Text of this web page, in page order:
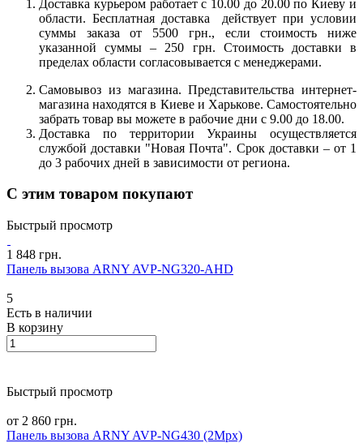
Доставка курьером работает с 10.00 до 20.00 по Киеву и
области. Бесплатная доставка действует при условии
суммы заказа от 5500 грн., если стоимость ниже
указанной суммы – 250 грн. Стоимость доставки в
пределах области согласовывается с менеджерами.
Самовывоз из магазина. Представительства интернет-
магазина находятся в Киеве и Харькове. Самостоятельно
забрать товар вы можете в рабочие дни с 9.00 до 18.00.
Доставка по территории Украины осуществляется
службой доставки "Новая Почта". Срок доставки – от 1
до 3 рабочих дней в зависимости от региона.
С этим товаром покупают
Быстрый просмотр
1 848 грн.
Панель вызова ARNY AVP-NG320-AHD
5
Есть в наличии
В корзину
Быстрый просмотр
от 2 860 грн.
Панель вызова ARNY AVP-NG430 (2Mpx)